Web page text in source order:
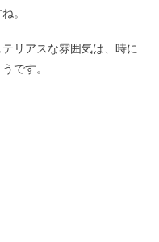
。
リアスな雰囲気は、時に
です。